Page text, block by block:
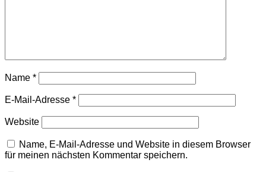
Name *
E-Mail-Adresse *
Website
Name, E-Mail-Adresse und Website in diesem Browser
für meinen nächsten Kommentar speichern.